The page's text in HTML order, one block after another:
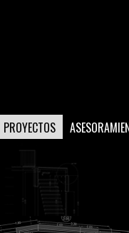
PROYECTOS